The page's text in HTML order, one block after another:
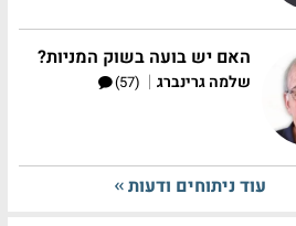
האם יש בועה בשוק המניות?
שלמה גרינברג |
(57)
עוד ניתוחים ודעות